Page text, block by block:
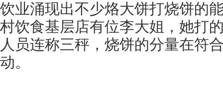
饮业涌现出不少烙大饼打烧饼的
村饮食基层店有位李大姐，她打
人员连称三秤，烧饼的分量在符
动。